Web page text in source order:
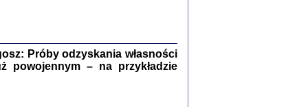
Próby odzyskania własności
powojennym – na przykładzie